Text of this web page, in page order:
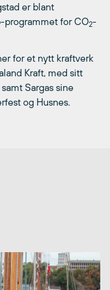
er blant
programmet for CO2-
for et nytt kraftverk
Kraft, med sitt
Sargas sine
og Husnes.